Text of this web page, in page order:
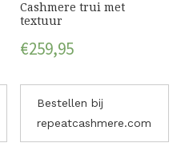
Cashmere trui met
textuur
€259,95
Bestellen bij
repeatcashmere.com